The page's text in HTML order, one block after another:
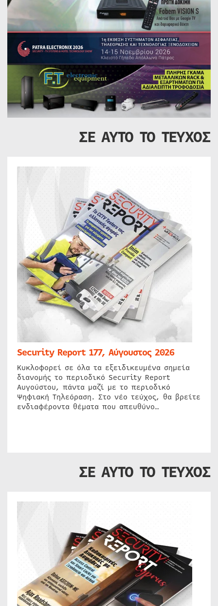
ΣΕ ΑΥΤΟ ΤΟ ΤΕΥΧΟΣ
Security Report 177, Αύγουστος 2026
Κυκλοφορεί σε όλα τα εξειδικευμένα σημεία
διανομής το περιοδικό Security Report
Αυγούστου, πάντα μαζί με το περιοδικό
Ψηφιακή Τηλεόραση. Στο νέο τεύχος, θα βρείτε
ενδιαφέροντα θέματα που απευθύνο…
ΣΕ ΑΥΤΟ ΤΟ ΤΕΥΧΟΣ